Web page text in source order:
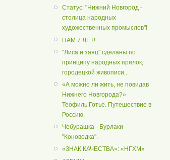
Статус: "Нижний Новгород -
столица народных
художественных промыслов"!
НАМ 7 ЛЕТ!
"Лиса и заяц" сделаны по
принципу народных прялок,
городецкой живописи...
«А можно ли жить, не повидав
Нижнего Новгорода?»
Теофиль Готье. Путешествие в
Россию.
Чебурашка - Бурлаки -
"Коноводка".
«ЗНАК КАЧЕСТВА»: «НГХМ»